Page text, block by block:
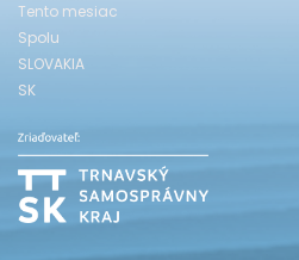
Tento mesiac
Spolu
SLOVAKIA
SK